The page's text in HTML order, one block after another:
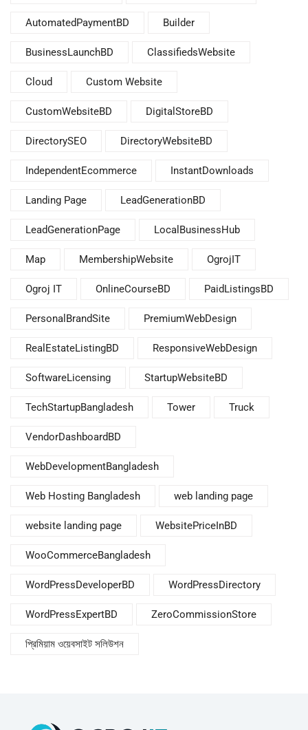
AutomatedPaymentBD Builder
BusinessLaunchBD ClassifiedsWebsite
Cloud Custom Website
CustomWebsiteBD DigitalStoreBD
DirectorySEO DirectoryWebsiteBD
IndependentEcommerce InstantDownloads
Landing Page LeadGenerationBD
LeadGenerationPage LocalBusinessHub
Map MembershipWebsite OgrojIT
Ogroj IT OnlineCourseBD PaidListingsBD
PersonalBrandSite PremiumWebDesign
RealEstateListingBD ResponsiveWebDesign
SoftwareLicensing StartupWebsiteBD
TechStartupBangladesh Tower Truck
VendorDashboardBD
WebDevelopmentBangladesh
Web Hosting Bangladesh web landing page
website landing page WebsitePriceInBD
WooCommerceBangladesh
WordPressDeveloperBD WordPressDirectory
WordPressExpertBD ZeroCommissionStore
প্রিমিয়াম ওয়েবসাইট সলিউশন